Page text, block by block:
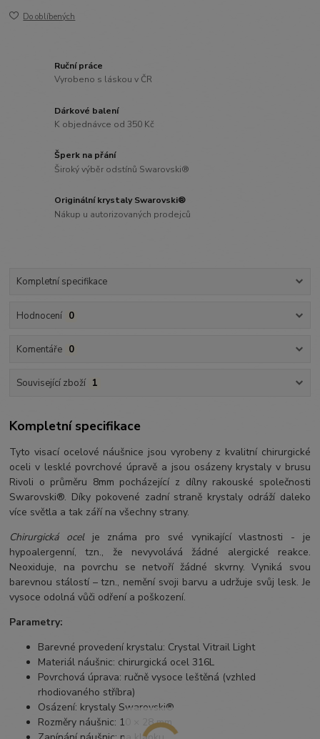
Do oblíbených
Ruční práce
Vyrobeno s láskou v ČR
Dárkové balení
K objednávce od 350 Kč
Šperk na přání
Široký výběr odstínů Swarovski®
Originální krystaly Swarovski®
Nákup u autorizovaných prodejců
Kompletní specifikace
Hodnocení 0
Komentáře 0
Související zboží 1
Kompletní specifikace
Tyto visací ocelové náušnice jsou vyrobeny z kvalitní chirurgické
oceli v lesklé povrchové úpravě a jsou osázeny krystaly v brusu
Rivoli o průměru 8mm pocházející z dílny rakouské společnosti
Swarovski®. Díky pokovené zadní straně krystaly odráží daleko
více světla a tak září na všechny strany.
Chirurgická ocelje známa pro své vynikající vlastnosti - je
hypoalergenní, tzn., že nevyvolává žádné alergické reakce.
Neoxiduje, na povrchu se netvoří žádné skvrny. Vyniká svou
barevnou stálostí – tzn., nemění svoji barvu a udržuje svůj lesk. Je
vysoce odolná vůči odření a poškození.
Parametry:
Barevné provedení krystalu: Crystal Vitrail Light
Materiál náušnic: chirurgická ocel 316L
Povrchová úprava: ručně vysoce leštěná (vzhled
rhodiovaného stříbra)
Osázení: krystaly Swarovski®
Rozměry náušnic: 10 × 28 mm